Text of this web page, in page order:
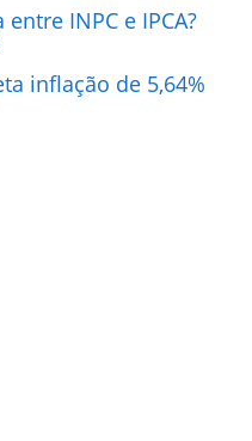
INPC e IPCA?
inflação de 5,64%